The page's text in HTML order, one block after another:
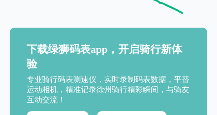
下载绿狮码表app，开启骑行新体
验
专业骑行码表测速仪，实时录制码表数据，平替
运动相机，精准记录徐州骑行精彩瞬间，与骑友
互动交流！